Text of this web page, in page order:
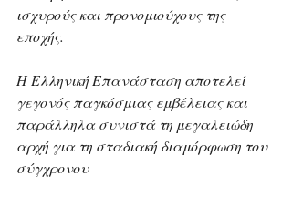
ισχυρούς και προνομιούχους της
εποχής.
Η Ελληνική Επανάσταση αποτελεί
γεγονός παγκόσμιας εμβέλειας και
παράλληλα συνιστά τη μεγαλειώδη
αρχή για τη σταδιακή διαμόρφωση του
σύγχρονου